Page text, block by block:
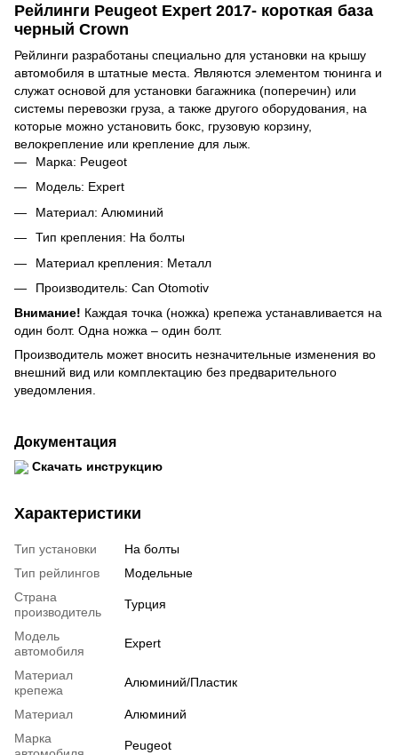
Рейлинги Peugeot Expert 2017- короткая база
черный Crown
Рейлинги разработаны специально для установки на крышу
автомобиля в штатные места. Являются элементом тюнинга и
служат основой для установки багажника (поперечин) или
системы перевозки груза, а также другого оборудования, на
которые можно установить бокс, грузовую корзину,
велокрепление или крепление для лыж.
Марка: Peugeot
Модель: Expert
Материал: Алюминий
Тип крепления: На болты
Материал крепления: Металл
Производитель: Can Otomotiv
Внимание! Каждая точка (ножка) крепежа устанавливается на
один болт. Одна ножка – один болт.
Производитель может вносить незначительные изменения во
внешний вид или комплектацию без предварительного
уведомления.
Документация
Скачать инструкцию
Характеристики
Тип установки
На болты
Тип рейлингов
Модельные
Страна
производитель
Турция
Модель
автомобиля
Expert
Материал
крепежа
Алюминий/Пластик
Материал
Алюминий
Марка
Peugeot